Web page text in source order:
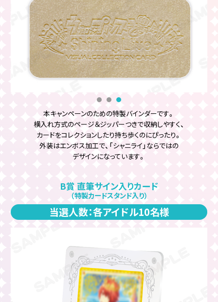
本キャンペーンのための特製バインダーです。
横入れ方式のページ＆ジッパーつきで収納しやすく、
カードをコレクションしたり持ち歩くのにぴったり。
外装はエンボス加工で、「シャニライ」ならではの
デザインになっています。
B賞 直筆サイン入りカード
（特製カードスタンド入り）
当選人数：各アイドル10名様